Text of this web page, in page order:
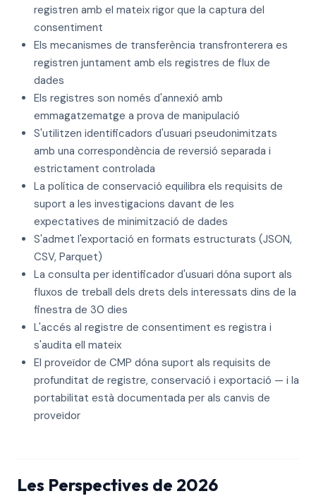
registren amb el mateix rigor que la captura del
consentiment
Els mecanismes de transferència transfronterera es
registren juntament amb els registres de flux de
dades
Els registres son només d'annexió amb
emmagatzematge a prova de manipulació
S'utilitzen identificadors d'usuari pseudonimitzats
amb una correspondència de reversió separada i
estrictament controlada
La política de conservació equilibra els requisits de
suport a les investigacions davant de les
expectatives de minimització de dades
S'admet l'exportació en formats estructurats (JSON,
CSV, Parquet)
La consulta per identificador d'usuari dóna suport als
fluxos de treball dels drets dels interessats dins de la
finestra de 30 dies
L'accés al registre de consentiment es registra i
s'audita ell mateix
El proveïdor de CMP dóna suport als requisits de
profunditat de registre, conservació i exportació — i la
portabilitat està documentada per als canvis de
proveïdor
Les Perspectives de 2026